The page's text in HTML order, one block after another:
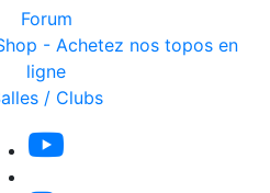
Forum
- Achetez nos topos en
ligne
/ Clubs